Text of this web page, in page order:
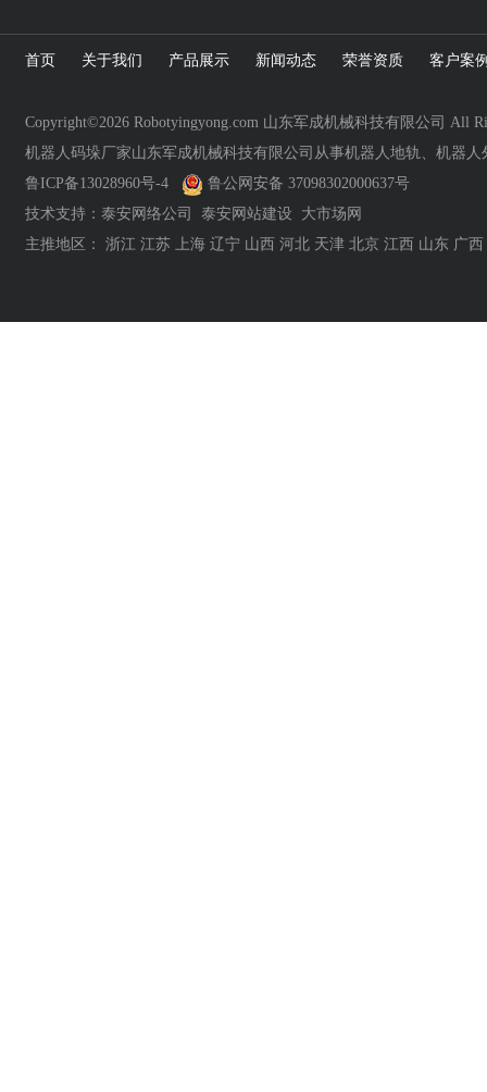
首页 关于我们 产品展示 新闻动态 荣誉资质 客户案
Copyright©2026 Robotyingyong.com 山东军成机械科技有限公司 All
机器人码垛厂家山东军成机械科技有限公司从事机器人地轨、机器
鲁ICP备13028960号-4
鲁公网安备 37098302000637号
技术支持： 泰安网络公司 泰安网站建设
大市场网
主推地区： 浙江 江苏 上海 辽宁 山西 河北 天津 北京 江西 山东 广西